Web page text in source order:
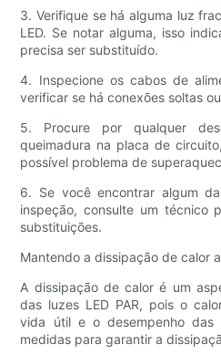
3. Verifique se há alguma luz
LED. Se notar alguma, isso
precisa ser substituído.
4. Inspecione os cabos de
verificar se há conexões soltas
5. Procure por qualquer
queimadura na placa de
possível problema de
6. Se você encontrar algum
inspeção, consulte um técnico
substituições.
Mantendo a dissipação de calor
A dissipação de calor é um
das luzes LED PAR, pois o
vida útil e o desempenho das
medidas para garantir a